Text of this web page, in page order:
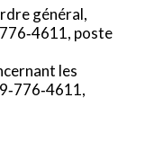
général,
poste
les